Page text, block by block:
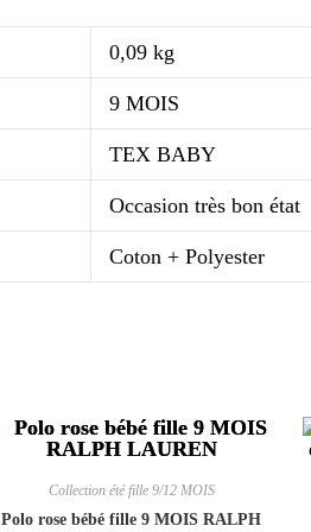
0,09 kg
9 MOIS
TEX BABY
Occasion très bon état
Coton + Polyester
Collection été fille 9/12 MOIS
Polo rose bébé fille 9 MOIS RALPH